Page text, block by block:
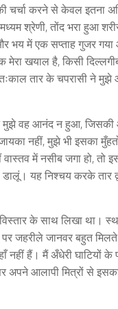
चर्चा करने से केवल
श्रेणी, तोंद भरा हुआ
भय में एक सप्ताह गुजर गया
खयाल है, किसी
तार के चपरासी ने
वह आनंद न हुआ, जिसकी
नहीं, मुझे भी इसका
वास्तव में नसीब जगा हो,
डालूं। यह निश्चय करके
के साथ लिखा था।
जहरीले जानवर बहुत
नहीं हैं। मैं अँधेरी घाटियों
आलापी मित्रों से